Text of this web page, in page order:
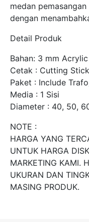
medan
dengan
Detail Produk
Bahan: 3 mm
Cetak : Cutting
Paket : Include
Media : 1 Sisi
Diameter : 40, 50,
NOTE :
HARGA YANG
UNTUK HARGA
MARKETING KAMI.
UKURAN DAN
MASING PRODUK.